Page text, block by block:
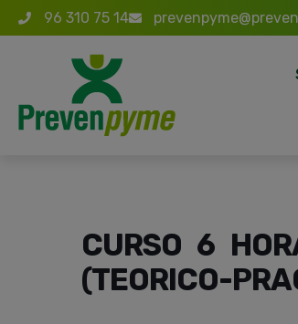
96 310 75 14
CURSO 6
(TEORICO-